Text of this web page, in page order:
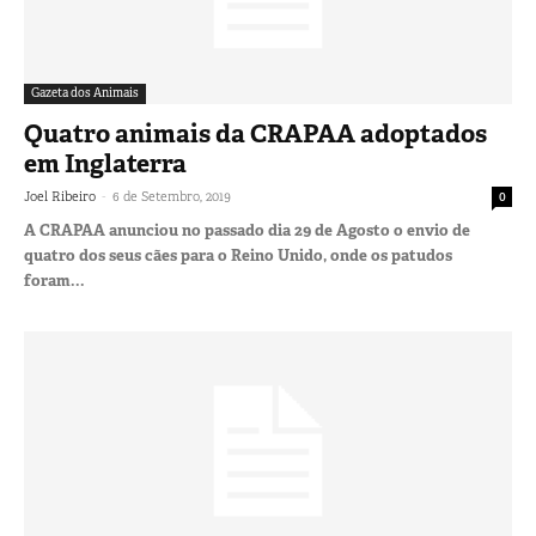
Gazeta dos Animais
Quatro animais da CRAPAA adoptados
em Inglaterra
Joel Ribeiro - 6 de Setembro, 2019 0
A CRAPAA anunciou no passado dia 29 de Agosto o envio de
quatro dos seus cães para o Reino Unido, onde os patudos
foram...